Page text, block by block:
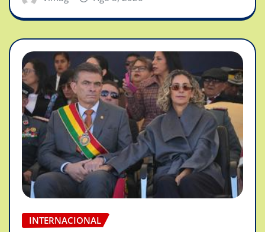
INTERNACIONAL